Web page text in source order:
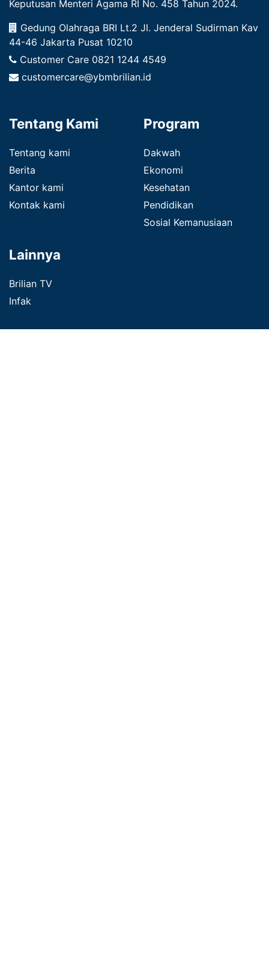
Keputusan Menteri Agama RI No. 458 Tahun 2024.
Gedung Olahraga BRI Lt.2 Jl. Jenderal Sudirman Kav
44-46 Jakarta Pusat 10210
Customer Care 0821 1244 4549
customercare@ybmbrilian.id
Tentang Kami
Tentang kami
Berita
Kantor kami
Kontak kami
Program
Dakwah
Ekonomi
Kesehatan
Pendidikan
Sosial Kemanusiaan
Lainnya
Brilian TV
Infak